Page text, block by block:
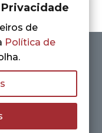
de
Política de